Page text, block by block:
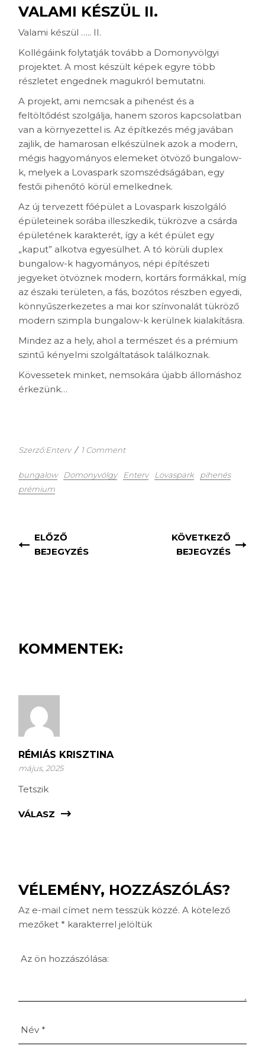
VALAMI KÉSZÜL II.
Valami készül ….. II.
Kollégáink folytatják tovább a Domonyvölgyi
projektet. A most készült képek egyre több
részletet engednek magukról bemutatni.
A projekt, ami nemcsak a pihenést és a
feltöltődést szolgálja, hanem szoros kapcsolatban
van a környezettel is. Az építkezés még javában
zajlik, de hamarosan elkészülnek azok a modern,
mégis hagyományos elemeket ötvöző bungalow-
k, melyek a Lovaspark szomszédságában, egy
festői pihenőtó körül emelkednek.
Az új tervezett főépület a Lovaspark kiszolgáló
épületeinek sorába illeszkedik, tükrözve a csárda
épületének karakterét, így a két épület egy
„kaput” alkotva egyesülhet. A tó körüli duplex
bungalow-k hagyományos, népi építészeti
jegyeket ötvöznek modern, kortárs formákkal, míg
az északi területen, a fás, bozótos részben egyedi,
könnyűszerkezetes a mai kor színvonalát tükröző
modern szimpla bungalow-k kerülnek kialakításra.
Mindez az a hely, ahol a természet és a prémium
szintű kényelmi szolgáltatások találkoznak.
Kövessetek minket, nemsokára újabb állomáshoz
érkezünk…
Szerző:Enterv / 1 Comment
bungalow Domonyvölgy Enterv Lovaspark
pihenés
prémium
ELŐZŐ
BEJEGYZÉS
KÖVETKEZŐ
BEJEGYZÉS
KOMMENTEK:
RÉMIÁS KRISZTINA
május, 2025
Tetszik
VÁLASZ
VÉLEMÉNY, HOZZÁSZÓLÁS?
Az e-mail címet nem tesszük közzé. A kötelező
mezőket * karakterrel jelöltük